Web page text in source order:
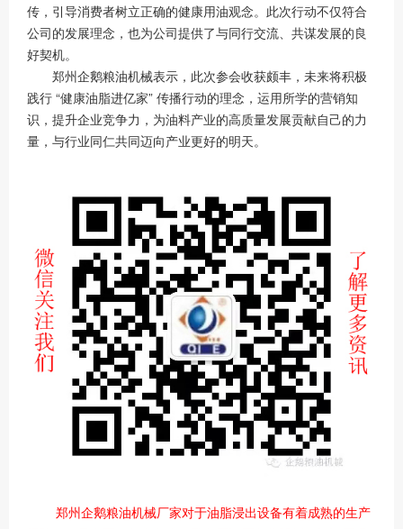
传，引导消费者树立正确的健康用油观念。此次行动不仅符合
公司的发展理念，也为公司提供了与同行交流、共谋发展的良
好契机。
郑州企鹅粮油机械表示，此次参会收获颇丰，未来将积极
践行 “健康油脂进亿家” 传播行动的理念，运用所学的营销知
识，提升企业竞争力，为油料产业的高质量发展贡献自己的力
量，与行业同仁共同迈向产业更好的明天。
郑州企鹅粮油机械厂家对于油脂浸出设备有着成熟的生产